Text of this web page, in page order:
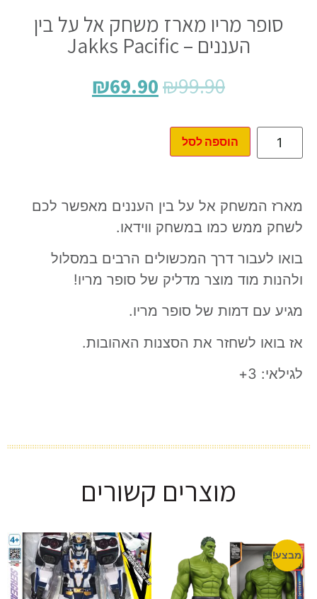
סופר מריו מארז משחק אל על בין
העננים – Jakks Pacific
₪99.90
₪69.90
הוספה לסל
מארז המשחק אל על בין העננים מאפשר לכם
לשחק ממש כמו במשחק ווידאו.
בואו לעבור דרך המכשולים הרבים במסלול
ולהנות מוד מוצר מדליק של סופר מריו!
מגיע עם דמות של סופר מריו.
אז בואו לשחזר את הסצנות האהובות.
לגילאי: 3+
מוצרים קשורים
מבצע!